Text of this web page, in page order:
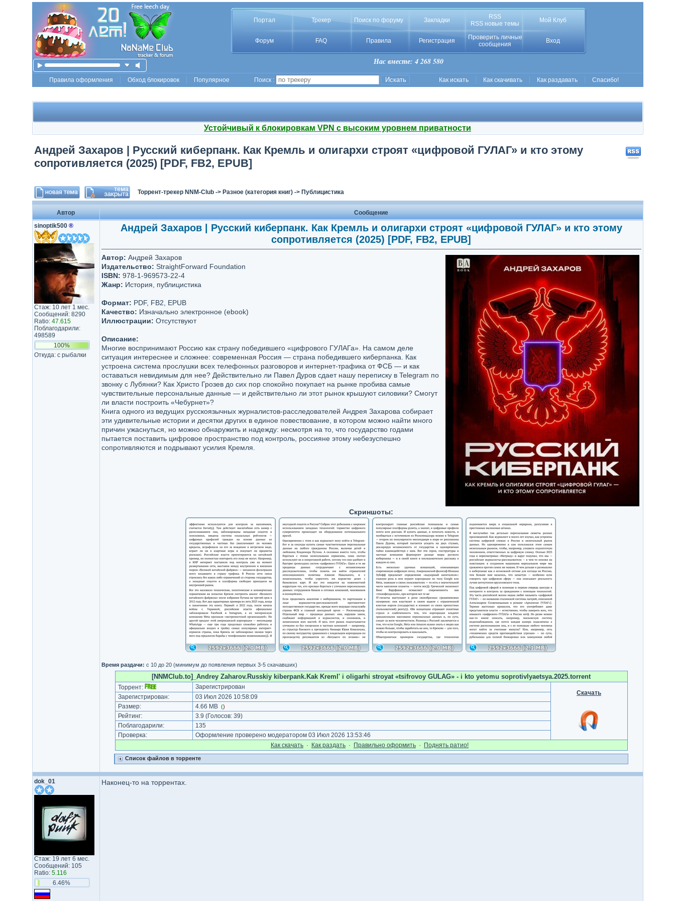
Портал Трекер Поиск по форуму Закладки
RSS
RSS новые темы
Мой Клуб
Форум FAQ Правила Регистрация
Проверить личные
сообщения
Вход
Нас вместе: 4 268 580
Правила оформления Обход блокировок Популярное Поиск : Как искать Как скачивать Как раздавать Спасибо!
Устойчивый к блокировкам VPN с высоким уровнем приватности
Андрей Захаров | Русский киберпанк. Как Кремль и олигархи строят «цифровой ГУЛАГ» и кто этому
сопротивляется (2025) [PDF, FB2, EPUB]
Торрент-трекер NNM-Club-> Разное (категория книг)-> Публицистика
Автор
Сообщение
sinoptik500 ®
Стаж: 10 лет 1 мес.
Сообщений: 8290
Ratio: 47.615
Поблагодарили:
498589
100%
Откуда: с рыбалки
Андрей Захаров | Русский киберпанк. Как Кремль и олигархи строят «цифровой ГУЛАГ» и кто этому
сопротивляется (2025) [PDF, FB2, EPUB]
Автор: Андрей Захаров
Издательство: StraightForward Foundation
ISBN: 978-1-969573-22-4
Жанр: История, публицистика
Формат: PDF, FB2, EPUB
Качество: Изначально электронное (ebook)
Иллюстрации: Отсутствуют
Описание:
Многие воспринимают Россию как страну победившего «цифрового ГУЛАГа». На самом деле
ситуация интереснее и сложнее: современная Россия — страна победившего киберпанка. Как
устроена система прослушки всех телефонных разговоров и интернет-трафика от ФСБ — и как
оставаться невидимым для нее? Действительно ли Павел Дуров сдает нашу переписку в Telegram по
звонку с Лубянки? Как Христо Грозев до сих пор спокойно покупает на рынке пробива самые
чувствительные персональные данные — и действительно ли этот рынок крышуют силовики? Смогут
ли власти построить «Чебурнет»?
Книга одного из ведущих русскоязычных журналистов-расследователей Андрея Захарова собирает
эти удивительные истории и десятки других в единое повествование, в котором можно найти много
причин ужаснуться, но можно обнаружить и надежду: несмотря на то, что государство годами
пытается поставить цифровое пространство под контроль, россияне этому небезуспешно
сопротивляются и подрывают усилия Кремля.
Скриншоты:
Время раздачи: с 10 до 20 (минимум до появления первых 3-5 скачавших)
[NNMClub.to]_Andrey Zaharov.Russkiy kiberpank.Kak Kreml' i oligarhi stroyat «tsifrovoy GULAG» - i kto yetomu soprotivlyaetsya.2025.torrent
Торрент:
Зарегистрирован
Скачать
Зарегистрирован:
03 Июл 2026 10:58:09
Размер:
4.66 MB ()
Рейтинг: 3.9 (Голосов: 39)
Поблагодарили:
135
Проверка:
Оформление проверено модератором 03 Июл 2026 13:53:46
Как cкачать · Как раздать · Правильно оформить · Поднять ратио!
Список файлов в торренте
dok_01
Стаж: 19 лет 6 мес.
Сообщений: 105
Ratio: 5.116
6.46%
Наконец-то на торрентах.